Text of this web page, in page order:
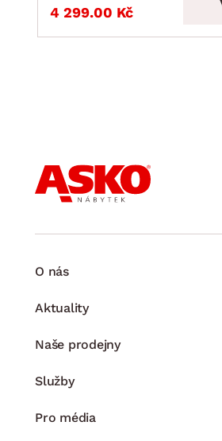
4 299.00 Kč
O nás
Aktuality
Naše prodejny
Služby
Pro média